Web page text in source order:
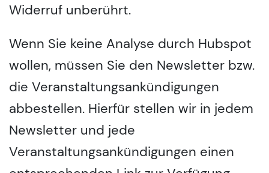
Widerruf unberührt.
Wenn Sie keine Analyse durch Hubspot
wollen, müssen Sie den Newsletter bzw.
die Veranstaltungsankündigungen
abbestellen. Hierfür stellen wir in jedem
Newsletter und jede
Veranstaltungsankündigungen einen